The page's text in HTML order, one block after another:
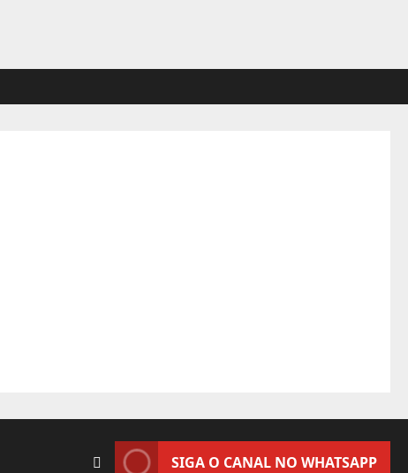
SIGA O CANAL NO WHATSAPP